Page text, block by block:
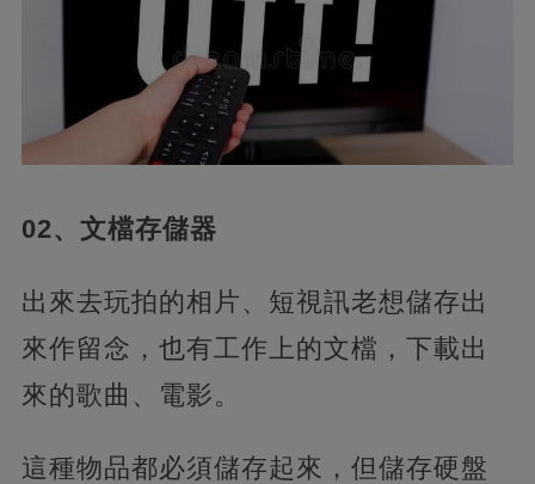
02、文檔存儲器
出來去玩拍的相片、短視訊老想儲存出
來作留念，也有工作上的文檔，下載出
來的歌曲、電影。
這種物品都必須儲存起來，但儲存硬盤